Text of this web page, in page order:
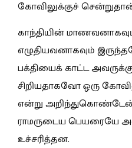
கோவிலுக்குச் சென்றுதான்
காந்தியின்
எழுதியவனாகவும்
பக்தியைக் காட்ட
சிறியதாகவோ ஒரு
என்று
ராமருடைய பெயரையே
உச்சரித்தன.